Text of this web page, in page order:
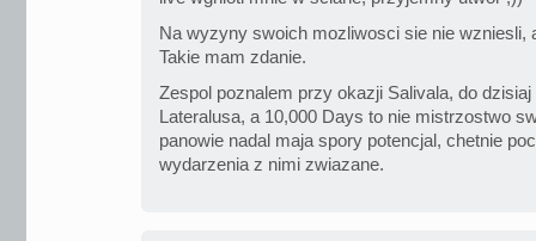
Na wyzyny swoich mozliwosci sie nie wzniesli,
Takie mam zdanie.
Zespol poznalem przy okazji Salivala, do
Lateralusa, a 10,000 Days to nie mistrzostwo
panowie nadal maja spory potencjal, chetnie
wydarzenia z nimi zwiazane.